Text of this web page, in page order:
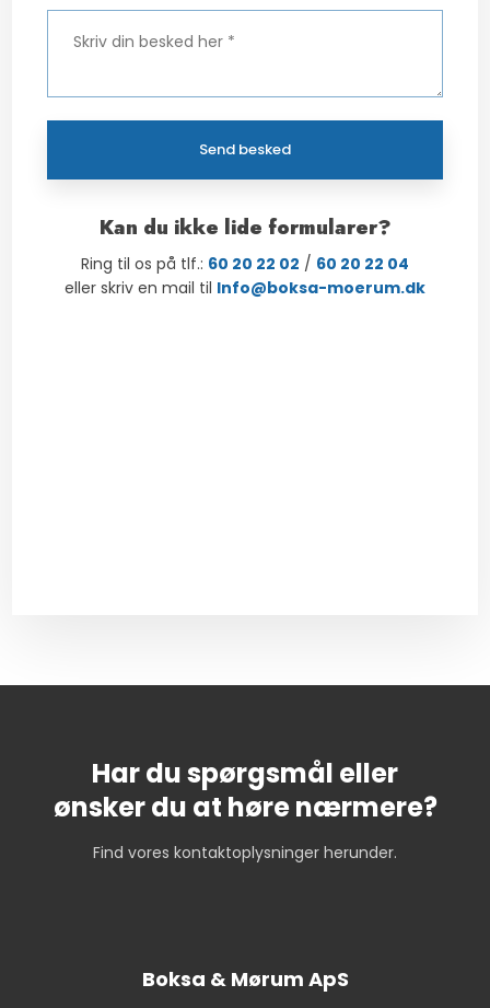
​Kan du ikke lide formularer?
Ring til os på tlf.: 60 20 22 02 / 60 20 22 04
​eller skriv en mail til Info@boksa-moerum.dk
Har du spørgsmål eller
​ønsker du at høre nærmere?
Find vores kontaktoplysninger herunder.
Boksa & Mørum ApS